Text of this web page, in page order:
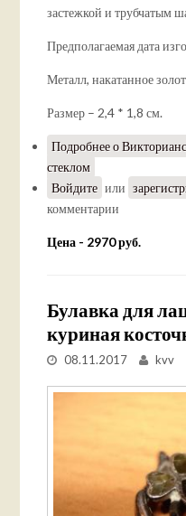
застежкой и трубчатым
Предполагаемая дата
Металл, накатанное
Размер – 2,4 * 1,8 см.
Подробнеео
стеклом
Войдите или
комментарии
Цена - 2970 руб.
Булавка для
куриная
08.11.2017 kvv